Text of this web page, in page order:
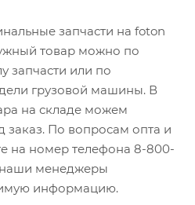
запчасти на foton
товар можно по
запчасти или по
грузовой машины. В
на складе можем
заказ. По вопросам опта и
на номер телефона 8-800-
наши менеджеры
информацию.